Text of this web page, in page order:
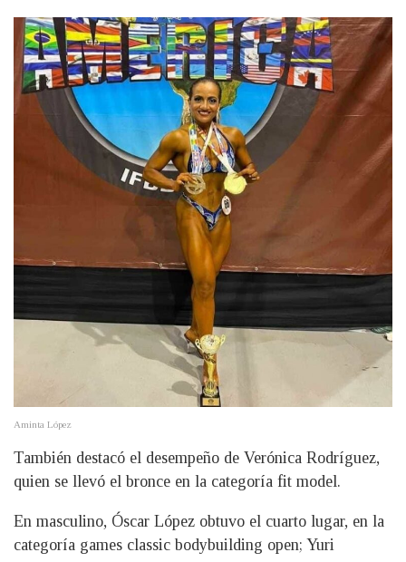
Aminta López
También destacó el desempeño de Verónica Rodríguez,
quien se llevó el bronce en la categoría fit model.
En masculino, Óscar López obtuvo el cuarto lugar, en la
categoría games classic bodybuilding open; Yuri